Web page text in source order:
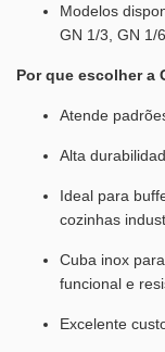
Modelos
GN 1/3, GN 1/
Por que escolher a
Atende
Alta
Ideal para
cozinhas
Cuba inox
funcional e
Excelente